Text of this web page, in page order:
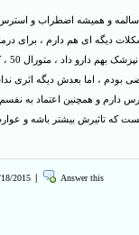
سلام.خسته نباشید. من 25 سالمه و همیشه
دیگه ای هم دارم ، برای
بودم ، اما بعدش دیگه اثری
دارم و همچنین اعتماد به
که تاثیرش بیشتر باشه و
2015 3:54:55 PM Answer this